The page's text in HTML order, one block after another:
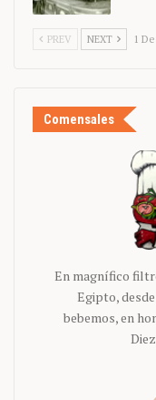
PREV NEXT 1
Comensales
En magnífico
Egipto,
bebemos, en